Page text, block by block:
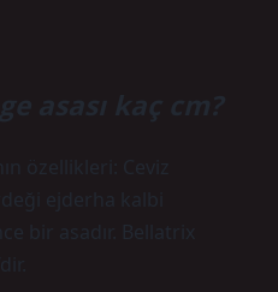
asası kaç cm?
özellikleri: Ceviz
ejderha kalbi
bir asadır. Bellatrix